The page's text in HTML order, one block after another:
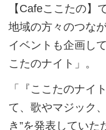
【Cafeここたの】
地域の方々のつな
イベントも企画し
こたのナイト」。
「『ここたのナイ
て、歌やマジック
き”を発表してい